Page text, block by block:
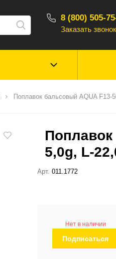
8 (800) 505-
Заказать звонок
Поплавок бальсовый AQUA
Поплавок
5,0g, L-
Арт. 011.1772
Нет в наличии
Подписаться